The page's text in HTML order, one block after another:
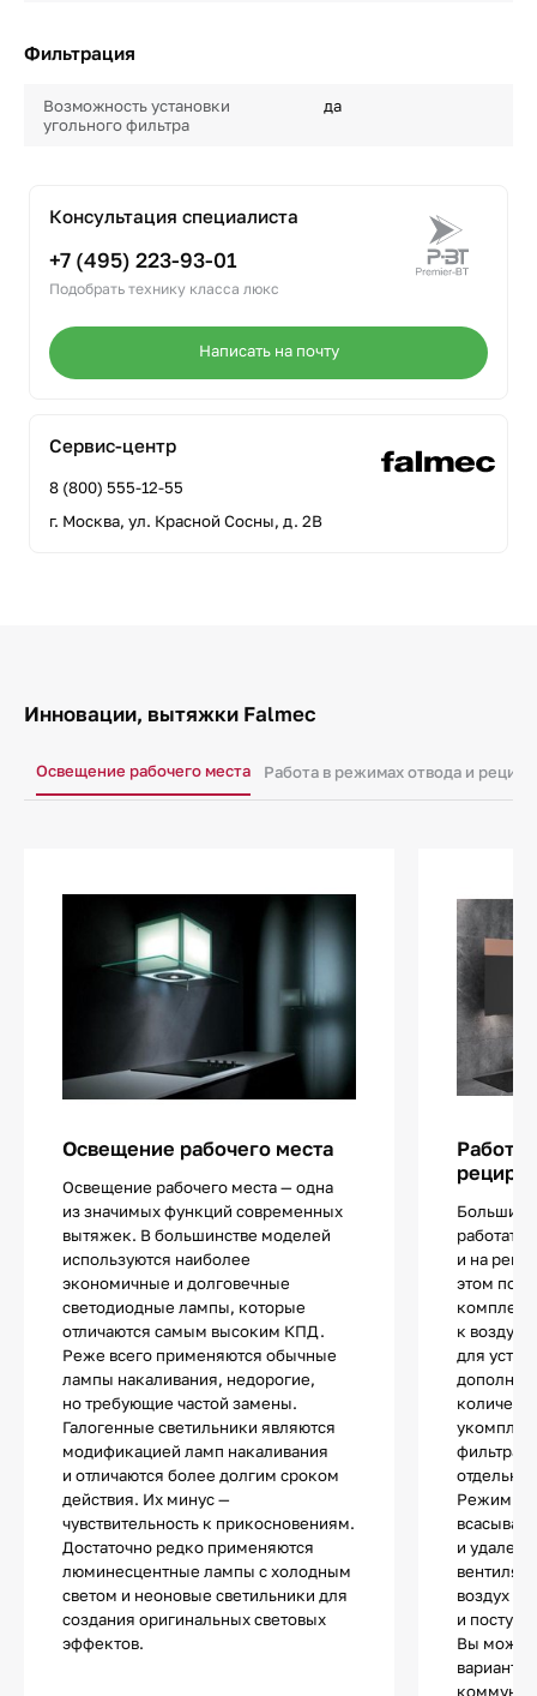
Фильтрация
Возможность установки
угольного фильтра
да
Консультация специалиста
+7 (495) 223-93-01
Подобрать технику класса люкс
Написать на почту
Сервис-центр
8 (800) 555-12-55
г. Москва, ул. Красной Сосны, д. 2В
Инновации, вытяжки Falmec
Освещение рабочего места Работа в режимах отвода и
Освещение рабочего места
Освещение рабочего места — одна
из значимых функций современных
вытяжек. В большинстве моделей
используются наиболее
экономичные и долговечные
светодиодные лампы, которые
отличаются самым высоким КПД.
Реже всего применяются обычные
лампы накаливания, недорогие,
но требующие частой замены.
Галогенные светильники являются
модификацией ламп накаливания
и отличаются более долгим сроком
действия. Их минус —
чувствительность к прикосновениям.
Достаточно редко применяются
люминесцентные лампы с холодным
светом и неоновые светильники для
создания оригинальных световых
эффектов.
Работа
работать
и на
этом по
к
для
отдельно.
Режим
и
воздух
и
Вы
вариант